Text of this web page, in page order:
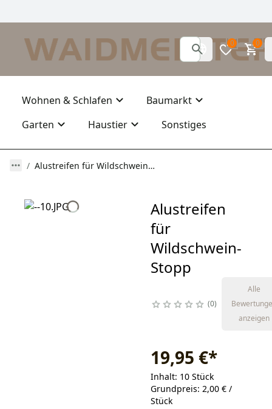
0 0
Wohnen & Schlafen
Baumarkt
Garten
Haustier Sonstiges
Alustreifen für Wildschwein-Stopp
Alustreifen
für
Wildschwein-
Stopp
0
Alle
anzeigen
19,95 €*
Inhalt: 10 Stück
Grundpreis: 2,00 € /
Stück